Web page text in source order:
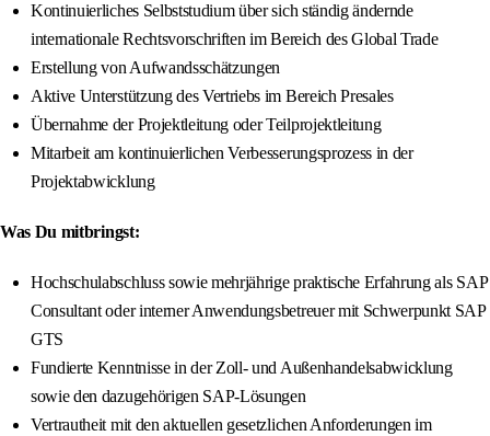
Kontinuierliches Selbststudium über sich ständig ändernde
internationale Rechtsvorschriften im Bereich des Global Trade
Erstellung von Aufwandsschätzungen
Aktive Unterstützung des Vertriebs im Bereich Presales
Übernahme der Projektleitung oder Teilprojektleitung
Mitarbeit am kontinuierlichen Verbesserungsprozess in der
Projektabwicklung
Was Du mitbringst:
Hochschulabschluss sowie mehrjährige praktische Erfahrung als SAP
Consultant oder interner Anwendungsbetreuer mit Schwerpunkt SAP
GTS
Fundierte Kenntnisse in der Zoll- und Außenhandelsabwicklung
sowie den dazugehörigen SAP-Lösungen
Vertrautheit mit den aktuellen gesetzlichen Anforderungen im